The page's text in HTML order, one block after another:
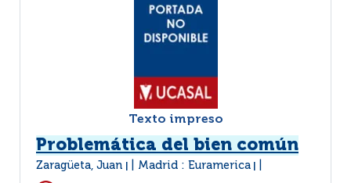
Texto impreso
Problemática del bien común
Zaragüeta, Juan Madrid : Euramerica